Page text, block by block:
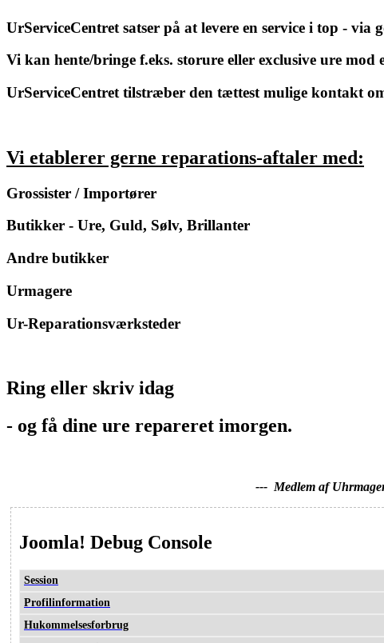
UrServiceCentret satser på at levere en service i top -
Vi kan hente/bringe f.eks. storure eller exclusive ure mod
UrServiceCentret tilstræber den tættest mulige kontakt
Vi etablerer gerne reparations-aftaler med:
Grossister / Importører
Butikker - Ure, Guld, Sølv, Brillanter
Andre butikker
Urmagere
Ur-Reparationsværksteder
Ring eller skriv idag
- og få dine ure repareret imorgen.
--- Medlem af Uhrmager
Joomla! Debug Console
Session
Profilinformation
Hukommelsesforbrug